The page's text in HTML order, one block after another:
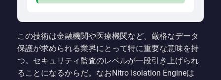
この技術は金融機関や医療機関など、厳格なデータ
保護が求められる業界にとって特に重要な意味を持
つ。セキュリティ監査のレベルが一段引き上げられ
ることになるからだ。なおNitro Isolation Engineは